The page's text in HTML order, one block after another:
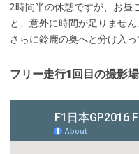
2時間半の休憩ですが、お昼
と、意外に時間が足りませ
さらに鈴鹿の奥へと分け入っ
フリー走行1回目の撮影